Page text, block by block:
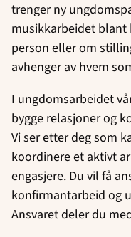
trenger ny
musikkarbeidet blant
person eller om
avhenger av hvem
I ungdomsarbeidet
bygge relasjoner og
Vi ser etter deg som
koordinere et aktivt
engasjere. Du vil få
konfirmantarbeid og
Ansvaret deler du